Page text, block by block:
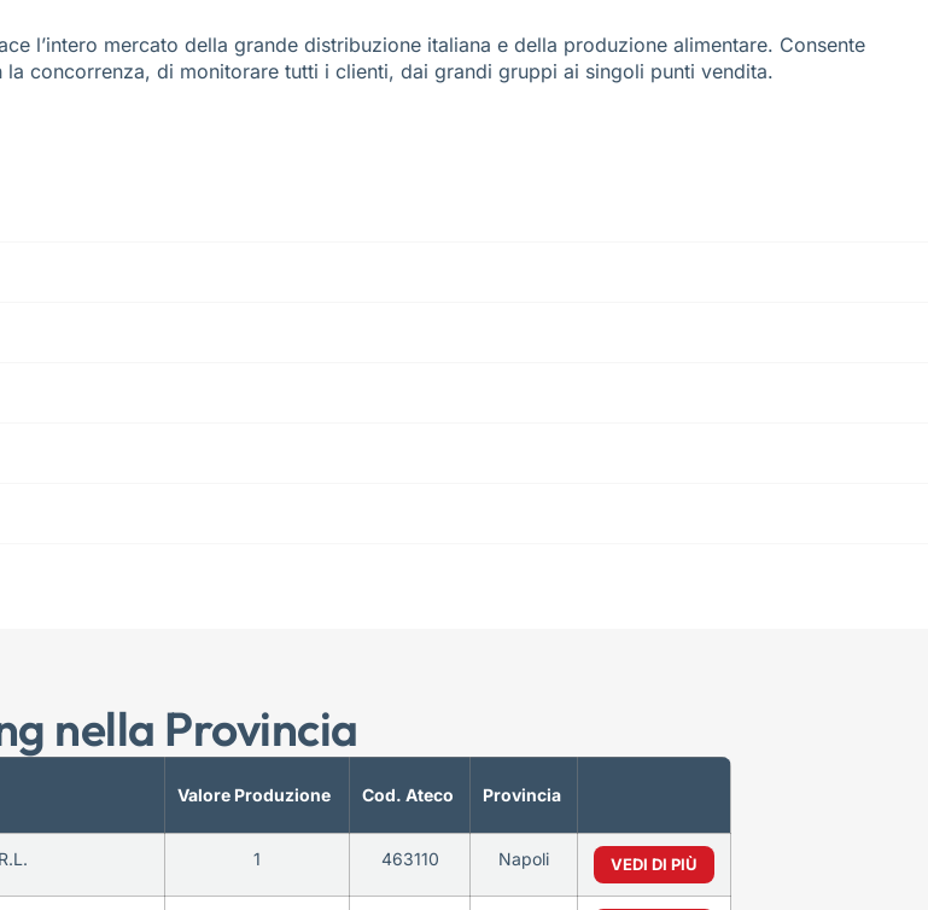
l’intero mercato della grande distribuzione italiana e della produzione alimentare. Consente
concorrenza, di monitorare tutti i clienti, dai grandi gruppi ai singoli punti vendita.
nella Provincia
Valore Produzione Cod. Ateco Provincia
1 463110 Napoli VEDI DI PIÙ